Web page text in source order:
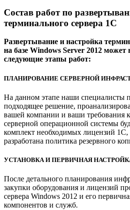
Состав работ по
терминального сервера 1С
Развертывание и настройка
на базе Windows Server 2012 может
следующие этапы работ:
ПЛАНИРОВАНИЕ СЕРВЕРНОЙ
На данном этапе наши специалисты
подходящее решение,
вашей компании и ваши требования
серверной операционной системы
комплект необходимых лицензий 1С,
разработана политика резервного
УСТАНОВКА И ПЕРВИЧНАЯ НАСТРОЙКА
После детального планирования
закупки оборудования и лицензий
сервера Windows 2012 и его
компонентов и служб.